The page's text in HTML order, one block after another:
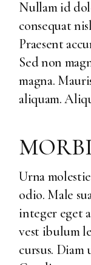
Nullam id
consequat
Praesent
Sed non
magna.
aliquam.
Urna
odio. Male
integer eget
vest ibulum
cursus. Diam